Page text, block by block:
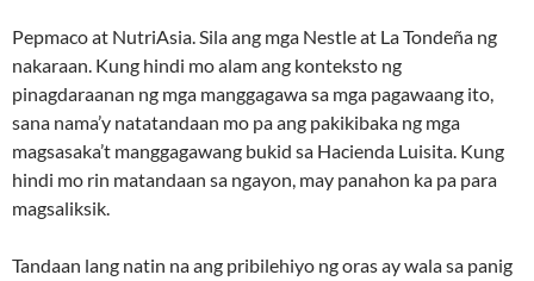
Pepmaco at NutriAsia. Sila ang mga Nestle at La Tondeña ng
nakaraan. Kung hindi mo alam ang konteksto ng
pinagdaraanan ng mga manggagawa sa mga pagawaang ito,
sana nama’y natatandaan mo pa ang pakikibaka ng mga
magsasaka’t manggagawang bukid sa Hacienda Luisita. Kung
hindi mo rin matandaan sa ngayon, may panahon ka pa para
magsaliksik.
Tandaan lang natin na ang pribilehiyo ng oras ay wala sa panig